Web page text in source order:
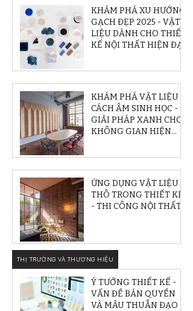
KHÁM PHÁ XU HƯỚNG
GẠCH ĐẸP 2025 - VẬT
LIỆU DÀNH CHO THIẾT
KẾ NỘI THẤT HIỆN ĐẠI
KHÁM PHÁ VẬT LIỆU
CÁCH ÂM SINH HỌC -
GIẢI PHÁP XANH CHO
KHÔNG GIAN HIỆN
ỨNG DỤNG VẬT LIỆU
THÔ TRONG THIẾT KẾ
- THI CÔNG NỘI THẤT
THỊ TRƯỜNG VÀ THƯƠNG HIỆU
Ý TƯỞNG THIẾT KẾ -
VẤN ĐỀ BẢN QUYỀN
VÀ MÂU THUẪN ĐẠO